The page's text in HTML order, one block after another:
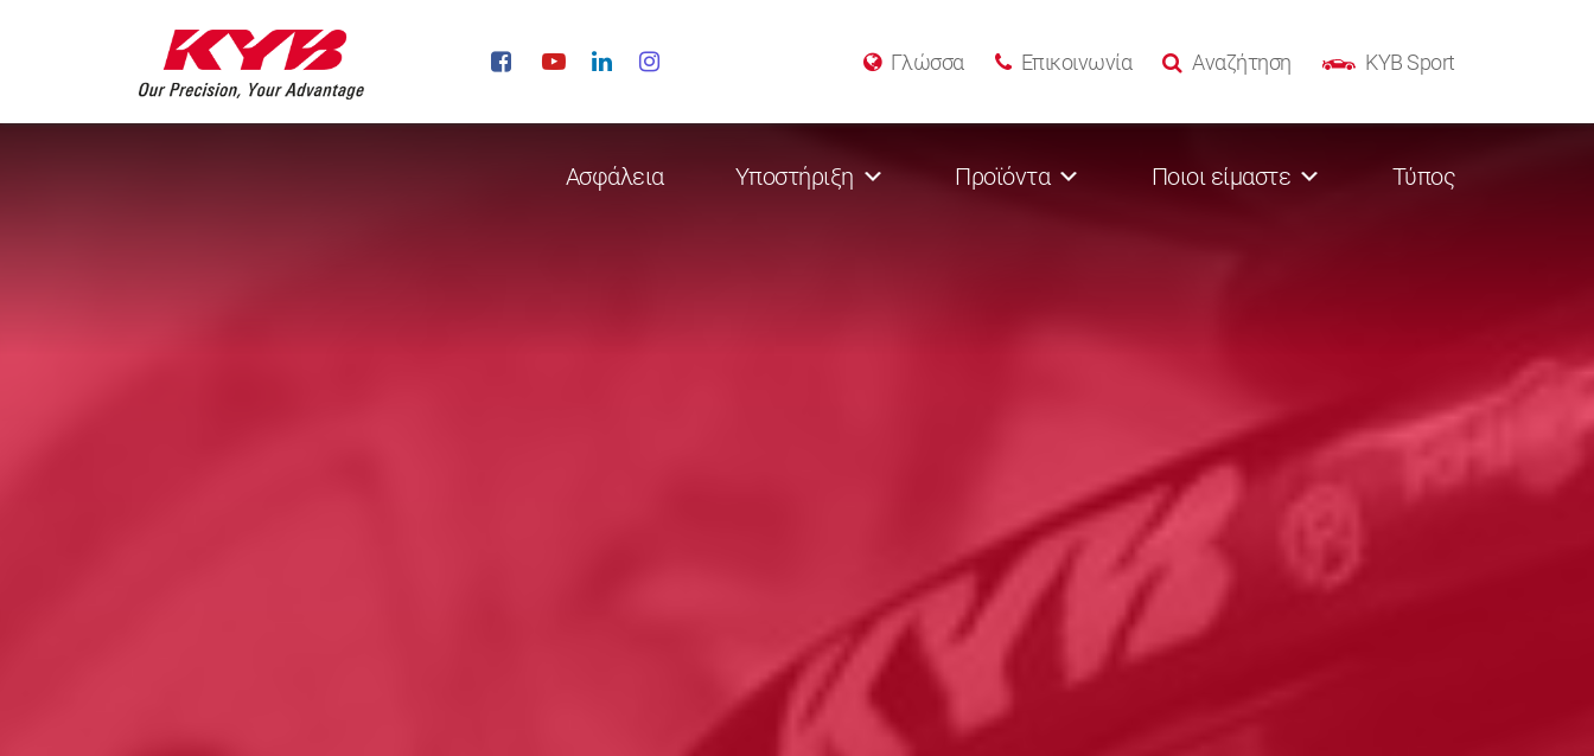
KYB Sport
Αναζήτηση
Επικοινωνία
Γλώσσα
Ασφάλεια Υποστήριξη Προϊόντα Ποιοι είμαστε Τύπος